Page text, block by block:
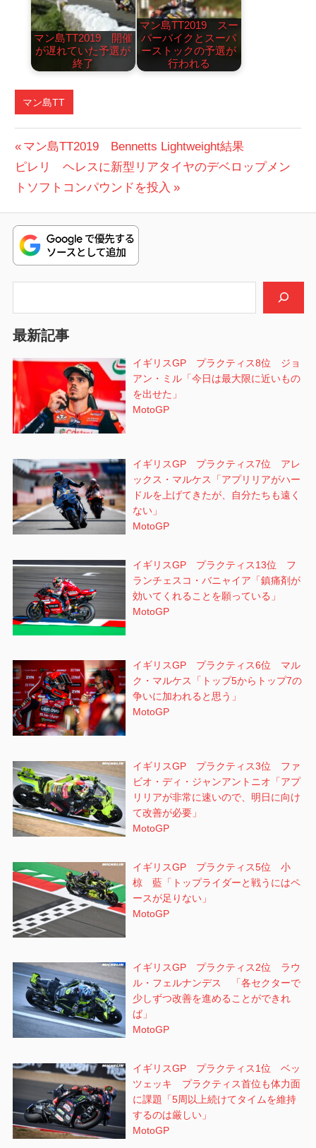
マン島TT2019 開催
が遅れていた予選が
終了
マン島TT2019 スー
パーバイクとスーパ
ーストックの予選が
行われる
マン島TT
投
稿
ビ
ゲ
ー
シ
ョ
ン
前
の
投
マン島TT2019 Bennetts Lightweight結果
次
の
稿:
ピレリ ヘレスに新型リアタイヤのデベロップメン
トソフトコンパウンドを投入
最新記事
イギリスGP プラクティス8位 ジョ
アン・ミル「今日は最大限に近いもの
を出せた」
MotoGP
イギリスGP プラクティス7位 アレ
ックス・マルケス「アプリリアがハー
ドルを上げてきたが、自分たちも遠く
ない」
MotoGP
イギリスGP プラクティス13位 フ
ランチェスコ・バニャイア「鎮痛剤が
効いてくれることを願っている」
MotoGP
イギリスGP プラクティス6位 マル
ク・マルケス「トップ5からトップ7の
争いに加われると思う」
MotoGP
イギリスGP プラクティス3位 ファ
ビオ・ディ・ジャンアントニオ「アプ
リリアが非常に速いので、明日に向け
て改善が必要」
MotoGP
イギリスGP プラクティス5位 小
椋 藍「トップライダーと戦うにはペ
ースが足りない」
MotoGP
イギリスGP プラクティス2位 ラウ
ル・フェルナンデス 「各セクターで
少しずつ改善を進めることができれ
ば」
MotoGP
イギリスGP プラクティス1位 ベッ
ツェッキ プラクティス首位も体力面
に課題「5周以上続けてタイムを維持
するのは厳しい」
MotoGP